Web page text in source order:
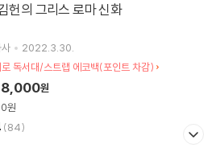
헌의 그리스 로마 신화
2022.3.30.
독서대/스트랩 에코백(포인트 차감)
원
원
(84)